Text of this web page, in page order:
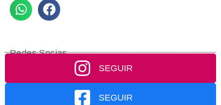
Redes Socias
SEGUIR
SEGUIR